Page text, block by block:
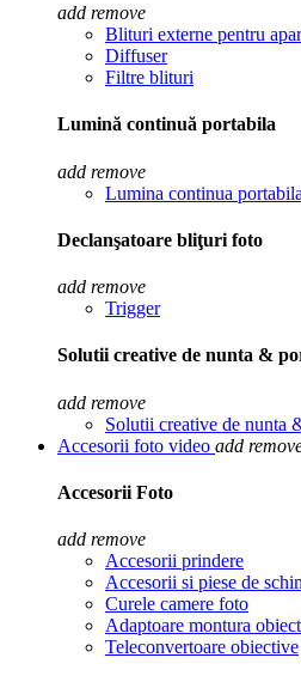
add remove
Blituri externe pentru
Diffuser
Filtre blituri
Lumină continuă portabila
add remove
Lumina continua portabila
Declanşatoare bliţuri foto
add remove
Trigger
Solutii creative de nunta &
add remove
Solutii creative de nunta
Accesorii foto video add
Accesorii Foto
add remove
Accesorii prindere
Accesorii si piese de
Curele camere foto
Adaptoare montura
Teleconvertoare obiective